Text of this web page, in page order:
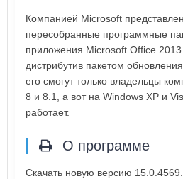
Компанией Microsoft
пересобранные программные
приложения Microsoft Office
дистрибутив пакетом
его смогут только владельцы
8 и 8.1, а вот на Windows XP и
работает.
О программе
Скачать новую версию